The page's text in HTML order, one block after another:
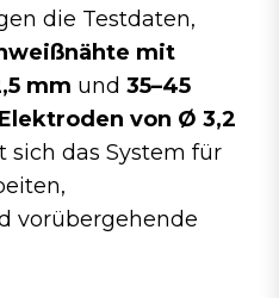
die Testdaten,
mit
mm und 35–45
von Ø 3,2
sich das System für
vorübergehende